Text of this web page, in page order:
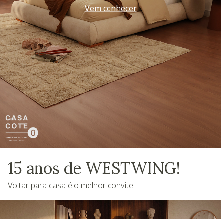
Vem conhecer
15 anos de WESTWING!
Voltar para casa é o melhor convite